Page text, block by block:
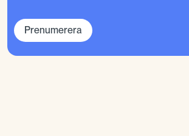
Prenumerera